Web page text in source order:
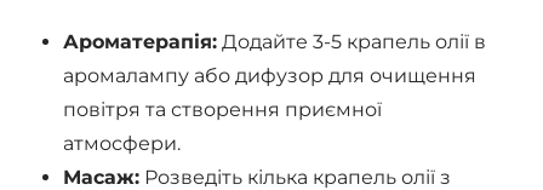
Ароматерапія: Додайте 3-5 крапель олії в
аромалампу або дифузор для очищення
повітря та створення приємної
атмосфери.
Масаж: Розведіть кілька крапель олії з